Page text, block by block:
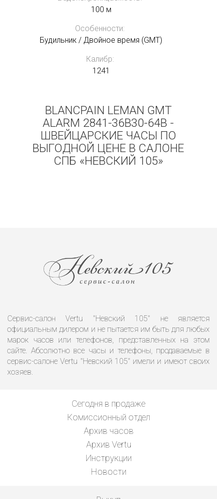
100 м
Особенности:
Будильник / Двойное время (GMT)
Калибр:
1241
BLANCPAIN LEMAN GMT
ALARM 2841-36B30-64B -
ШВЕЙЦАРСКИЕ ЧАСЫ ПО
ВЫГОДНОЙ ЦЕНЕ В САЛОНЕ
СПБ «НЕВСКИЙ 105»
Сервис-салон Vertu "Невский 105" не является
официальным дилером и не пытается им быть для любых
марок часов или телефонов, представленных на этом
сайте. Абсолютно все часы и телефоны, продаваемые в
сервис-салоне Vertu "Невский 105" имели и имеют своих
хозяев.
Сегодня в продаже
Комиссионный отдел
Архив часов
Архив Vertu
Инструкции
Новости